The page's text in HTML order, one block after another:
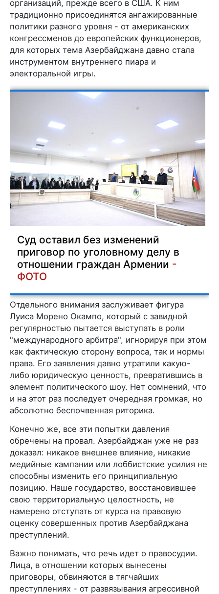
организаций, прежде всего в США. К ним
традиционно присоединятся ангажированные
политики разного уровня - от американских
конгрессменов до европейских функционеров,
для которых тема Азербайджана давно стала
инструментом внутреннего пиара и
электоральной игры.
Суд оставил без изменений
приговор по уголовному делу в
отношении граждан Армении -
ФОТО
Отдельного внимания заслуживает фигура
Луиса Морено Окампо, который с завидной
регулярностью пытается выступать в роли
"международного арбитра", игнорируя при этом
как фактическую сторону вопроса, так и нормы
права. Его заявления давно утратили какую-
либо юридическую ценность, превратившись в
элемент политического шоу. Нет сомнений, что
и на этот раз последует очередная громкая, но
абсолютно беспочвенная риторика.
Конечно же, все эти попытки давления
обречены на провал. Азербайджан уже не раз
доказал: никакое внешнее влияние, никакие
медийные кампании или лоббистские усилия не
способны изменить его принципиальную
позицию. Наше государство, восстановившее
свою территориальную целостность, не
намерено отступать от курса на правовую
оценку совершенных против Азербайджана
преступлений.
Важно понимать, что речь идет о правосудии.
Лица, в отношении которых вынесены
приговоры, обвиняются в тягчайших
преступлениях - от развязывания агрессивной